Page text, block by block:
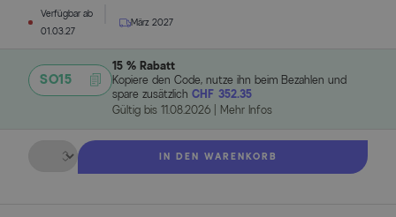
Verfügbar ab
01.03.27
März 2027
SO15
15 % Rabatt
Kopiere den Code, nutze ihn beim Bezahlen und
spare zusätzlich CHF 352.35
Gültig bis 11.08.2026 Mehr Infos
Menge
IN DEN WARENKORB